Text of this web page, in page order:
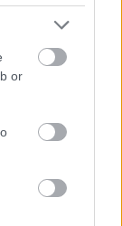
or
halál után
marketing
a filmes
nyár legjobb